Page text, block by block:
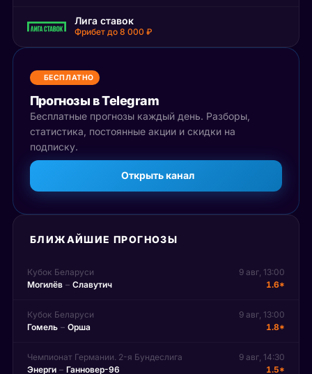
Лига ставок
Фрибет до 8 000 ₽
БЕСПЛАТНО
Прогнозы в Telegram
Бесплатные прогнозы каждый день. Разборы,
статистика, постоянные акции и скидки на
подписку.
Открыть канал
БЛИЖАЙШИЕ ПРОГНОЗЫ
Кубок Беларуси
9 авг, 13:00
Могилёв – Славутич 1.6*
Кубок Беларуси
9 авг, 13:00
Гомель – Орша 1.8*
Чемпионат Германии. 2-я Бундеслига
9 авг, 14:30
Энерги – Ганновер-96 1.5*